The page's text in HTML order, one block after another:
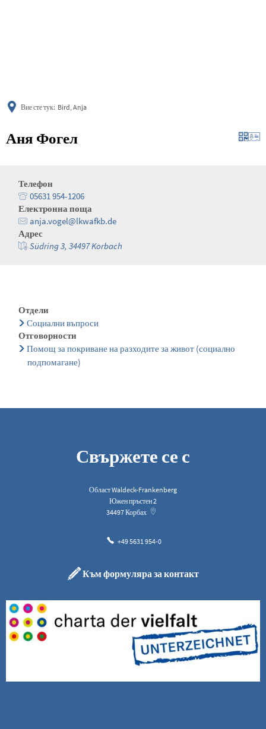
Вие сте тук: Bird, Anja
Аня Фогел
Телефон
05631 954-1206
Електронна поща
anja.vogel@lkwafkb.de
Адрес
Südring 3, 34497 Korbach
Отдели
Социални въпроси
Отговорности
Помощ за покриване на разходите за живот (социално
подпомагане)
Свържете се с
Област Waldeck-Frankenberg
Южен пръстен 2
34497Корбах
+49 5631 954-0
Към формуляра за контакт